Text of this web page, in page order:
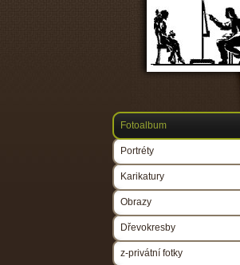
Fotoalbum
Portréty
Karikatury
Obrazy
Dřevokresby
z-privátní fotky